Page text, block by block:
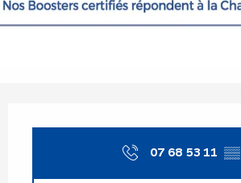
07 68 53 11 ▒▒